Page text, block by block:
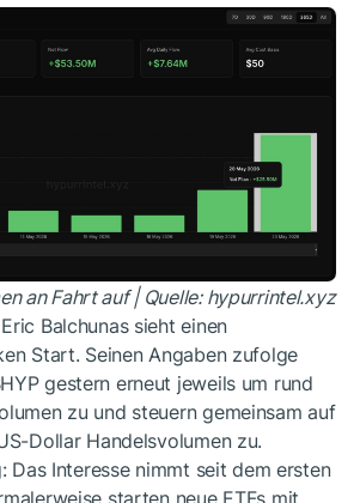
an Fahrt auf | Quelle: hypurrintel.xyz
Balchunas sieht einen
Start. Seinen Angaben zufolge
gestern erneut jeweils um rund
zu und steuern gemeinsam auf
Dollar Handelsvolumen zu.
Das Interesse nimmt seit dem ersten